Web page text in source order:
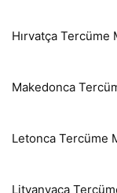
Hırvatça Tercüme
Makedonca
Letonca Tercüme
Litvanyaca